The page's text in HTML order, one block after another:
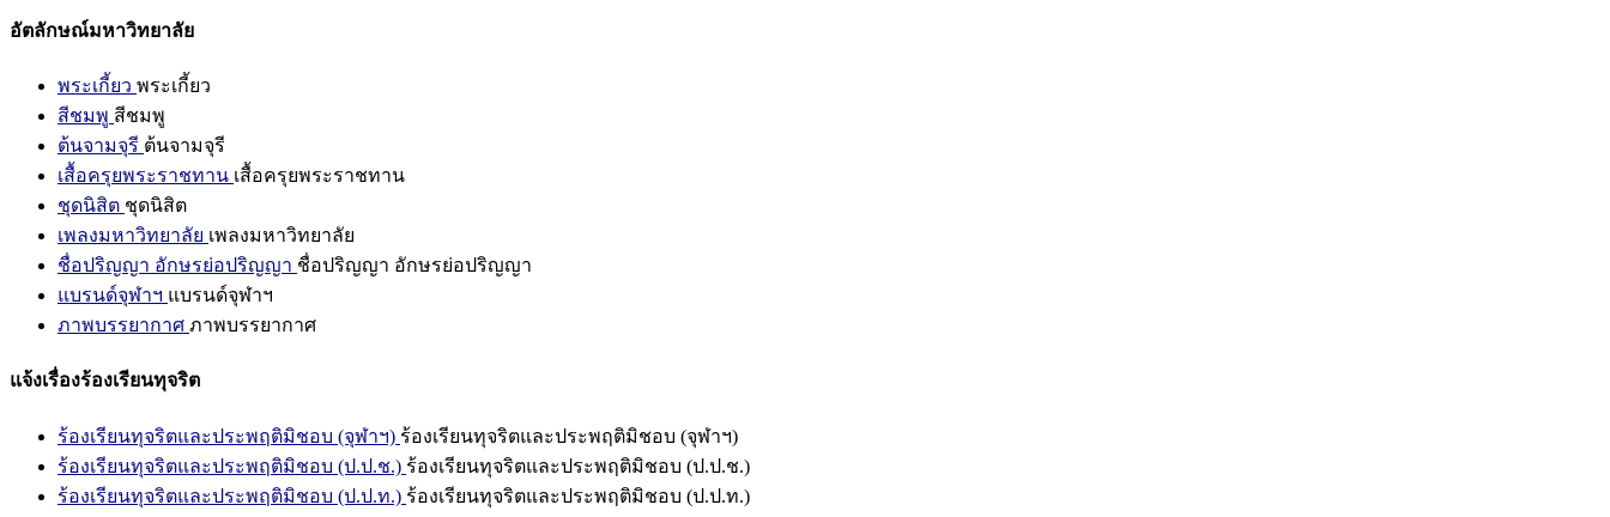
อัตลักษณ์มหาวิทยาลัย
พระเกี้ยว พระเกี้ยว
สีชมพู สีชมพู
ต้นจามจุรี ต้นจามจุรี
เสื้อครุยพระราชทาน เสื้อครุยพระราชทาน
ชุดนิสิต ชุดนิสิต
เพลงมหาวิทยาลัย เพลงมหาวิทยาลัย
ชื่อปริญญา อักษรย่อปริญญา ชื่อปริญญา อักษรย่อปริญญา
แบรนด์จุฬาฯ แบรนด์จุฬาฯ
ภาพบรรยากาศ ภาพบรรยากาศ
แจ้งเรื่องร้องเรียนทุจริต
ร้องเรียนทุจริตและประพฤติมิชอบ (จุฬาฯ) ร้องเรียนทุจริตและประพฤติมิชอบ (จุฬาฯ)
ร้องเรียนทุจริตและประพฤติมิชอบ (ป.ป.ช.) ร้องเรียนทุจริตและประพฤติมิชอบ (ป.ป.ช.)
ร้องเรียนทุจริตและประพฤติมิชอบ (ป.ป.ท.) ร้องเรียนทุจริตและประพฤติมิชอบ (ป.ป.ท.)